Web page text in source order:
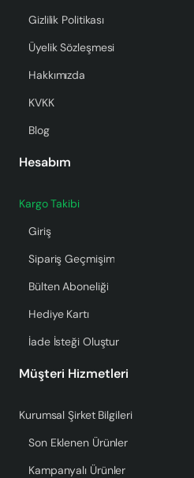
Gizlilik Politikası
Üyelik Sözleşmesi
Hakkımızda
KVKK
Blog
Hesabım
Kargo Takibi
Giriş
Sipariş Geçmişim
Bülten Aboneliği
Hediye Kartı
İade İsteği Oluştur
Müşteri Hizmetleri
Kurumsal Şirket Bilgileri
Son Eklenen Ürünler
Kampanyalı Ürünler